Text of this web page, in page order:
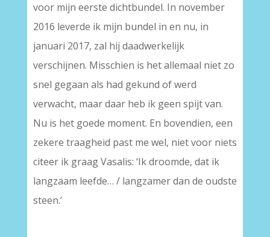
voor mijn eerste dichtbundel. In november
2016 leverde ik mijn bundel in en nu, in
januari 2017, zal hij daadwerkelijk
verschijnen. Misschien is het allemaal niet zo
snel gegaan als had gekund of werd
verwacht, maar daar heb ik geen spijt van.
Nu is het goede moment. En bovendien, een
zekere traagheid past me wel, niet voor niets
citeer ik graag Vasalis: ‘Ik droomde, dat ik
langzaam leefde… / langzamer dan de oudste
steen.’